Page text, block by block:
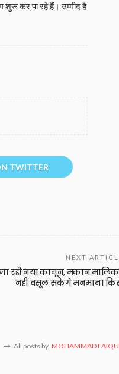
शुरू कर पा रहे हैं। उम्मीद है
TWITTER
NEXT
रही नया कानून, मकान
नहीं वसूल सकेंगे मनमाना
All posts by MOHAMMAD